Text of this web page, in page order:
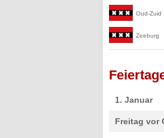
Oud-Zuid
Zeeburg
1. Januar
Freitag vor